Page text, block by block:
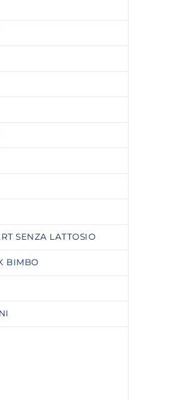
SENZA LATTOSIO
BIMBO